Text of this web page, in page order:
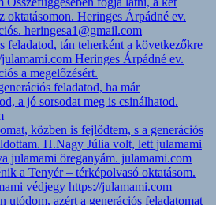
oktatásomon. Heringes Árpádné ev.
heringesa1@gmail.com
feladatod, tán teherként a következőkre
Heringes Árpádné ev.
a megelőzésért.
feladatod, ha már
a jó sorsodat meg is csinálhatod.
közben is fejlődtem, s a generációs
H.Nagy Júlia volt, lett julamami
julamami öreganyám. julamami.com
a Tenyér – térképolvasó oktatásom.
védjegy https://julamami.com
utódom, azért a generációs feladatomat